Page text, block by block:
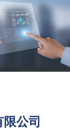
公司